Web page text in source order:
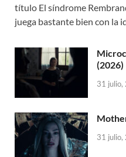
título El síndrome
juega bastante bien con la
(2026)
31 julio,
31 julio,